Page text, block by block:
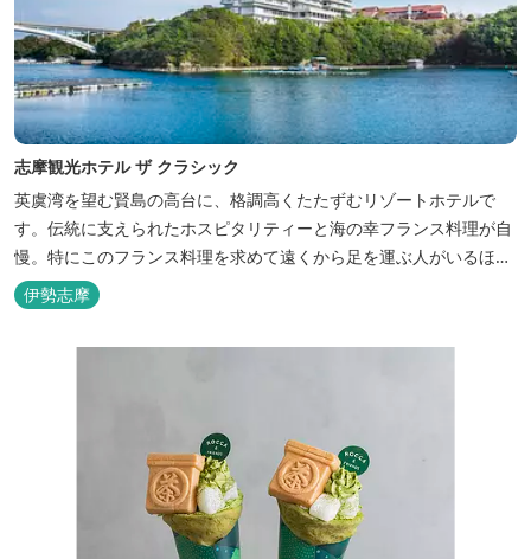
志摩観光ホテル ザ クラシック
英虞湾を望む賢島の高台に、格調高くたたずむリゾートホテルで
す。伝統に支えられたホスピタリティーと海の幸フランス料理が自
慢。特にこのフランス料理を求めて遠くから足を運ぶ人がいるほ
ど。洗練されたサービスに、寛ぎと至福のひとときを満喫してくだ
さい。 ※2016年6月7日リニューアルオープン
伊勢志摩